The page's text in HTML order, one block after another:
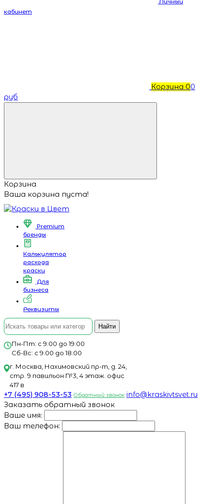
кабинет
Корзина 00
руб
Корзина
Ваша корзина пуста!
Premium
бренды
Калькулятор
расхода
краски
Для
бизнеса
Реквизиты
Найти
Пн-Пт: с 9:00 до 19:00
Сб-Вс: с 9:00 до 18:00
г. Москва, Нахимовский пр-т, д. 24,
стр. 9 павильон №3, 4 этаж. офис
417 в
+7 (495) 908-53-53 Обратный звонок info@kraskivtsvet.ru
Заказать обратный звонок
Ваше имя:
Ваш телефон: